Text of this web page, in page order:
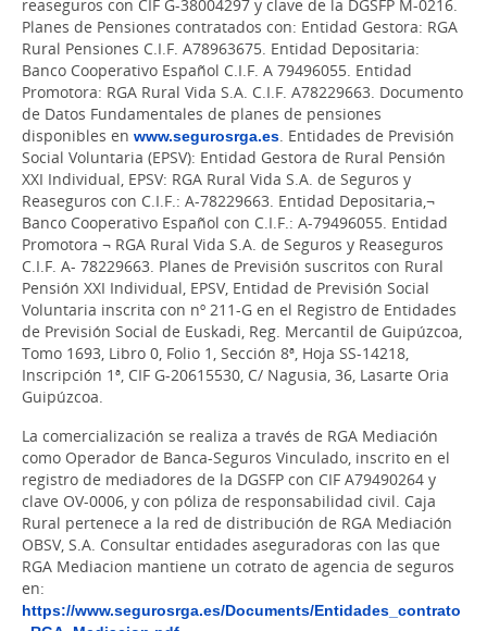
reaseguros con CIF G-38004297 y clave de la DGSFP M-0216.
Planes de Pensiones contratados con: Entidad Gestora: RGA
Rural Pensiones C.I.F. A78963675. Entidad Depositaria:
Banco Cooperativo Español C.I.F. A 79496055. Entidad
Promotora: RGA Rural Vida S.A. C.I.F. A78229663. Documento
de Datos Fundamentales de planes de pensiones
disponibles en www.segurosrga.es . Entidades de Previsión
Social Voluntaria (EPSV): Entidad Gestora de Rural Pensión
XXI Individual, EPSV: RGA Rural Vida S.A. de Seguros y
Reaseguros con C.I.F.: A-78229663. Entidad Depositaria,¬
Banco Cooperativo Español con C.I.F.: A-79496055. Entidad
Promotora ¬ RGA Rural Vida S.A. de Seguros y Reaseguros
C.I.F. A- 78229663. Planes de Previsión suscritos con Rural
Pensión XXI Individual, EPSV, Entidad de Previsión Social
Voluntaria inscrita con nº 211-G en el Registro de Entidades
de Previsión Social de Euskadi, Reg. Mercantil de Guipúzcoa,
Tomo 1693, Libro 0, Folio 1, Sección 8ª, Hoja SS-14218,
Inscripción 1ª, CIF G-20615530, C/ Nagusia, 36, Lasarte Oria
Guipúzcoa.
La comercialización se realiza a través de RGA Mediación
como Operador de Banca-Seguros Vinculado, inscrito en el
registro de mediadores de la DGSFP con CIF A79490264 y
clave OV-0006, y con póliza de responsabilidad civil. Caja
Rural pertenece a la red de distribución de RGA Mediación
OBSV, S.A. Consultar entidades aseguradoras con las que
RGA Mediacion mantiene un cotrato de agencia de seguros
en:
https://www.segurosrga.es/Documents/Entidades_contrato